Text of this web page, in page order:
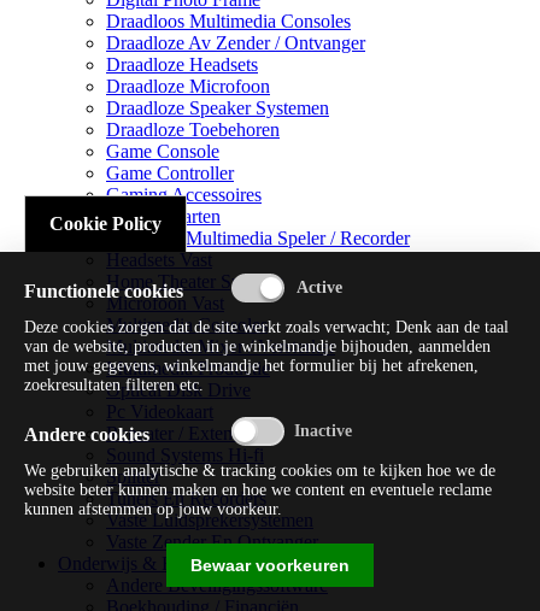
Draadloos Multimedia Consoles
Draadloze Av Zender / Ontvanger
Draadloze Headsets
Draadloze Microfoon
Draadloze Speaker Systemen
Draadloze Toebehoren
Game Console
Game Controller
Gaming Accessoires
Geluidskaarten
Handheld Multimedia Speler / Recorder
Headsets Vast
Home Theater Systems
Microfoon Vast
Multimedia Consoles
Multimedia Mixer / Versterker
Multimedia Productie
Optical Disk Drive
Pc Videokaart
Repeater / Extender
Sound Systems Hi-fi
Splitter
Tuners En Recorders
Vaste Luidsprekersystemen
Vaste Zender En Ontvanger
Onderwijs & Recreatie
Andere Beveiligingssoftware
Cookie Policy
Functionele cookies
Deze cookies zorgen dat de site werkt zoals verwacht; Denk aan de taal
van de website, producten in je winkelmandje bijhouden, aanmelden
met jouw gegevens, winkelmandje het formulier bij het afrekenen,
zoekresultaten filteren etc.
Andere cookies
We gebruiken analytische & tracking cookies om te kijken hoe we de
website beter kunnen maken en hoe we content en eventuele reclame
kunnen afstemmen op jouw voorkeur.
Bewaar voorkeuren